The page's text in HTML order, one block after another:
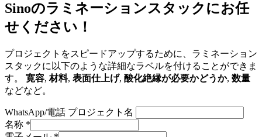
Sinoのラミネーションスタックにお任
せください！
プロジェクトをスピードアップするために、ラミネーション
スタックに以下のような詳細なラベルを付けることができま
す。 寛容,材料, 表面仕上げ, 酸化絶縁が必要かどうか, 数量
などなど。
WhatsApp/電話 プロジェクト名
名称 *